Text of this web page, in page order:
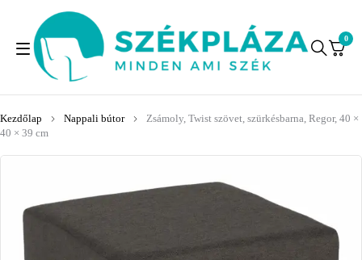
0
Kezdőlap Nappali bútor
Zsámoly, Twist szövet, szürkésbarna, Regor, 40 ×
40 × 39 cm